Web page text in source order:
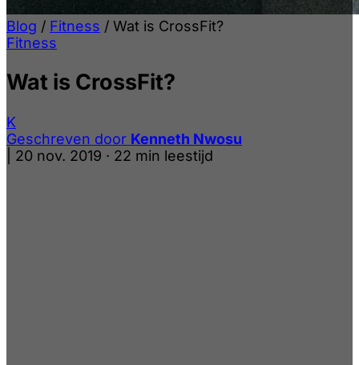
Blog / Fitness / Wat is CrossFit?
Fitness
Wat is CrossFit?
K
Geschreven door Kenneth Nwosu
20 nov. 2019 · 22 min leestijd